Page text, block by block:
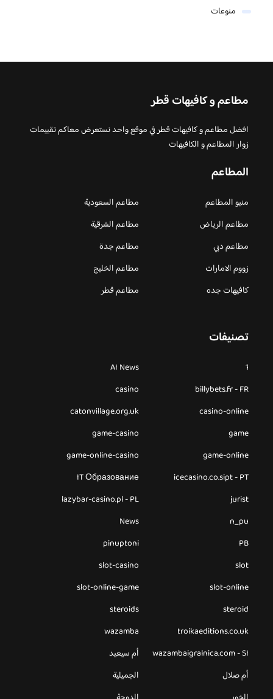
منوعات
مطاعم و كافيهات قطر
افضل مطاعم و كافيهات قطر في موقع واحد نستعرض معاكم تقييمات
زوار المطاعم و الكافيهات
المطاعم
منيو المطاعم
مطاعم السعودية
مطاعم الرياض
مطاعم الشرقية
مطاعم دبي
مطاعم جدة
زووم الامارات
مطاعم الخليج
كافيهات جده
مطاعم قطر
تصنيفات
1
AI News
billybets.fr - FR
casino
casino-online
catonvillage.org.uk
game
game-casino
game-online
game-online-casino
icecasino.co.sipt - PT
IT Образование
jurist
lazybar-casino.pl - PL
n_pu
News
PB
pinuptoni
slot
slot-casino
slot-online
slot-online-game
steroid
steroids
troikaeditions.co.uk
wazamba
wazambaigralnica.com - SI
أم سيعيد
أم صلال
الجميلية